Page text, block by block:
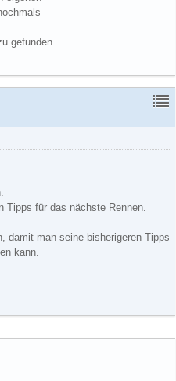
gefunden.
Tipps für das nächste Rennen.
damit man seine bisherigeren Tipps
kann.